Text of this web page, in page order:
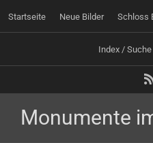
Inhalt
springen
Startseite Neue Bilder Schloss
Index / Suche